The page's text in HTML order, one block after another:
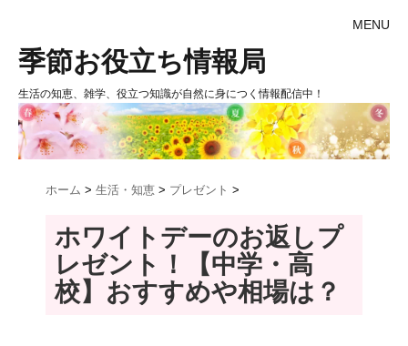
MENU
季節お役立ち情報局
生活の知恵、雑学、役立つ知識が自然に身につく情報配信中！
ホーム > 生活・知恵 > プレゼント >
ホワイトデーのお返しプ
レゼント！【中学・高
校】おすすめや相場は？